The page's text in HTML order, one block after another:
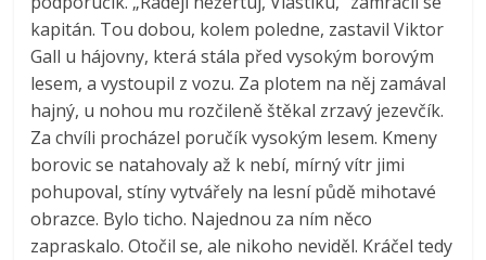
kapitán. Tou dobou, kolem poledne, zastavil Viktor
Gall u hájovny, která stála před vysokým borovým
lesem, a vystoupil z vozu. Za plotem na něj zamával
hajný, u nohou mu rozčileně štěkal zrzavý jezevčík.
Za chvíli procházel poručík vysokým lesem. Kmeny
borovic se natahovaly až k nebí, mírný vítr jimi
pohupoval, stíny vytvářely na lesní půdě mihotavé
obrazce. Bylo ticho. Najednou za ním něco
zapraskalo. Otočil se, ale nikoho neviděl. Kráčel tedy